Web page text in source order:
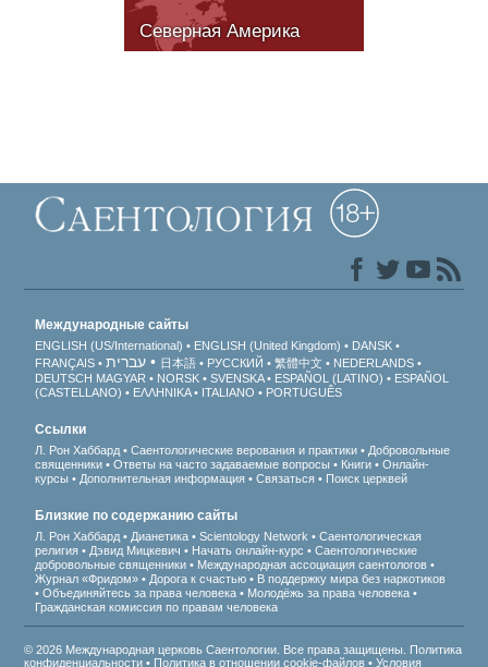
Северная Америка
Международные сайты
ENGLISH (US/International) ENGLISH (United Kingdom)
DANSK
FRANÇAIS
עברית 日本語 РУССКИЙ 繁體中文
NEDERLANDS
DEUTSCH MAGYAR NORSK SVENSKA ESPAÑOL (LATINO)
ESPAÑOL
(CASTELLANO)
ΕΛΛΗΝΙΚA ITALIANO PORTUGUÊS
Ссылки
Л. Рон Хаббард Саентологические верования и практики
Добровольные
священники
Ответы на часто задаваемые вопросы Книги
Онлайн-
курсы
Дополнительная информация Связаться Поиск церквей
Близкие по содержанию сайты
Л. Рон Хаббард Дианетика Scientology Network
Саентологическая
религия
Дэвид Мицкевич Начать онлайн-курс
Саентологические
добровольные священники
Международная ассоциация саентологов
Журнал «Фридом»
Дорога к счастью
В поддержку мира без наркотиков
Объединяйтесь за права человека
Молодёжь за права человека
Гражданская комиссия по правам человека
© 2026 Международная церковь Саентологии. Все права защищены. Политика
конфиденциальности • Политика в отношении cookie-файлов •Условия